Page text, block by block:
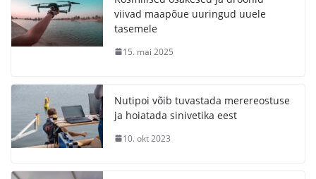
viivad maapõue uuringud uuele
tasemele
15. mai 2025
Nutipoi võib tuvastada merereostuse
ja hoiatada sinivetika eest
10. okt 2023